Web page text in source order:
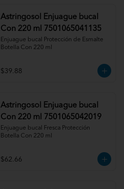
Astringosol Enjuague bucal
Con 220 ml 7501065041135
Enjuague bucal Protección de Esmalte
Botella Con 220 ml
$39.88
Astringosol Enjuague bucal
Con 220 ml 7501065042019
Enjuague bucal Fresca Protección
Botella Con 220 ml
$62.66